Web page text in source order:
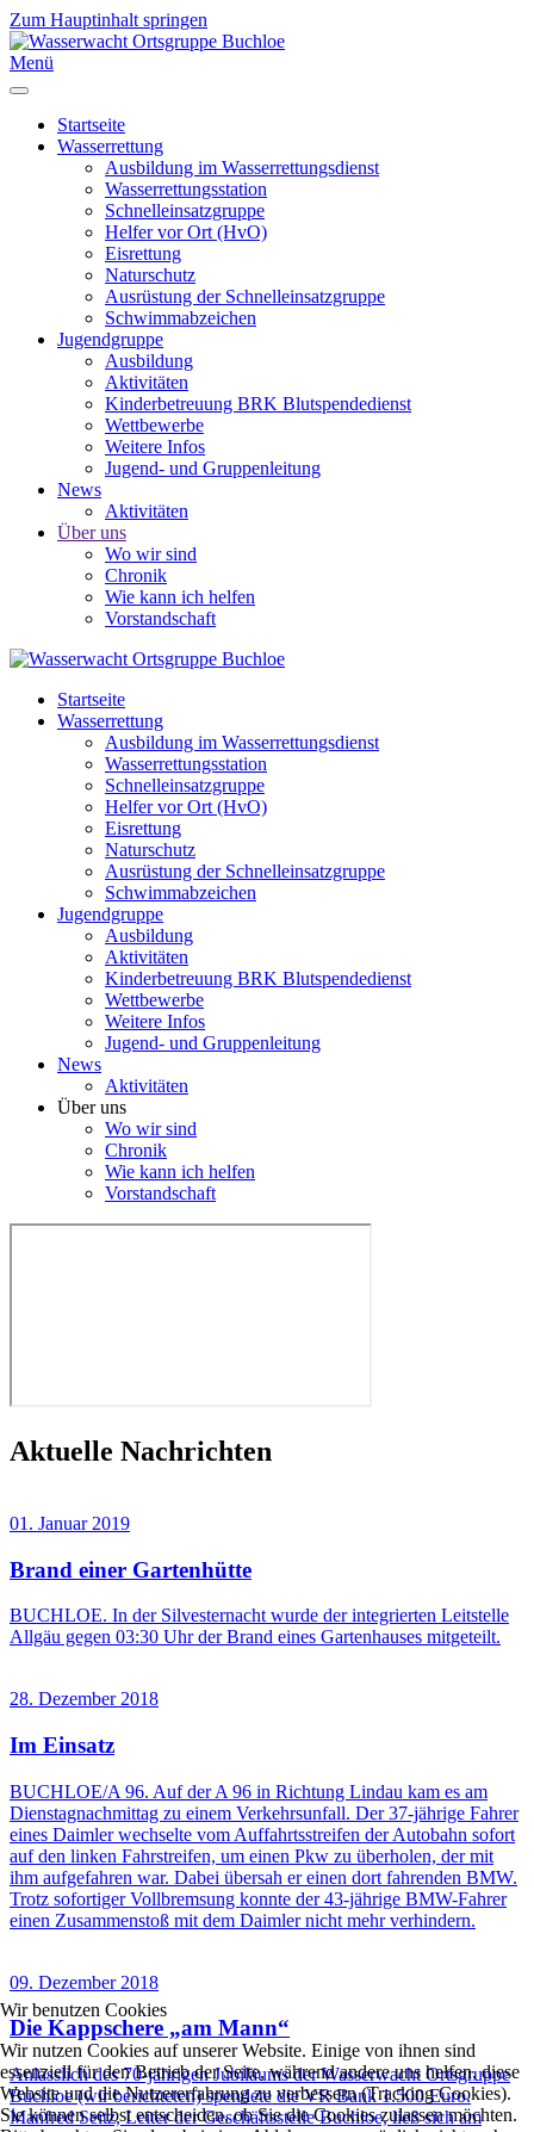
Zum Hauptinhalt springen
Menü
Startseite
Wasserrettung
Ausbildung im Wasserrettungsdienst
Wasserrettungsstation
Schnelleinsatzgruppe
Helfer vor Ort (HvO)
Eisrettung
Naturschutz
Ausrüstung der Schnelleinsatzgruppe
Schwimmabzeichen
Jugendgruppe
Ausbildung
Aktivitäten
Kinderbetreuung BRK Blutspendedienst
Wettbewerbe
Weitere Infos
Jugend- und Gruppenleitung
News
Aktivitäten
Über uns
Wo wir sind
Chronik
Wie kann ich helfen
Vorstandschaft
Startseite
Wasserrettung
Ausbildung im Wasserrettungsdienst
Wasserrettungsstation
Schnelleinsatzgruppe
Helfer vor Ort (HvO)
Eisrettung
Naturschutz
Ausrüstung der Schnelleinsatzgruppe
Schwimmabzeichen
Jugendgruppe
Ausbildung
Aktivitäten
Kinderbetreuung BRK Blutspendedienst
Wettbewerbe
Weitere Infos
Jugend- und Gruppenleitung
News
Aktivitäten
Über uns
Wo wir sind
Chronik
Wie kann ich helfen
Vorstandschaft
Aktuelle Nachrichten
01. Januar 2019
Brand einer Gartenhütte
BUCHLOE. In der Silvesternacht wurde der integrierten Leitstelle
Allgäu gegen 03:30 Uhr der Brand eines Gartenhauses mitgeteilt.
28. Dezember 2018
Im Einsatz
BUCHLOE/A 96. Auf der A 96 in Richtung Lindau kam es am
Dienstagnachmittag zu einem Verkehrsunfall. Der 37-jährige Fahrer
eines Daimler wechselte vom Auffahrtsstreifen der Autobahn sofort
auf den linken Fahrstreifen, um einen Pkw zu überholen, der mit
ihm aufgefahren war. Dabei übersah er einen dort fahrenden BMW.
Trotz sofortiger Vollbremsung konnte der 43-jährige BMW-Fahrer
einen Zusammenstoß mit dem Daimler nicht mehr verhindern.
09. Dezember 2018
Die Kappschere „am Mann“
Anlässlich des 70-jährigen Jubiläums der Wasserwacht Ortsgruppe
Buchloe (wir berichteten) spendete die VR Bank 1.500 Euro.
Manfred Seitz, Leiter der Geschäftsstelle Buchloe, ließ sich am
Wir benutzen Cookies
Wir nutzen Cookies auf unserer Website. Einige von ihnen sind
essenziell für den Betrieb der Seite, während andere uns helfen, diese
Website und die Nutzererfahrung zu verbessern (Tracking Cookies).
Sie können selbst entscheiden, ob Sie die Cookies zulassen möchten.